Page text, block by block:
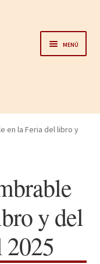
Menú
en la Feria del libro y
y del
2025